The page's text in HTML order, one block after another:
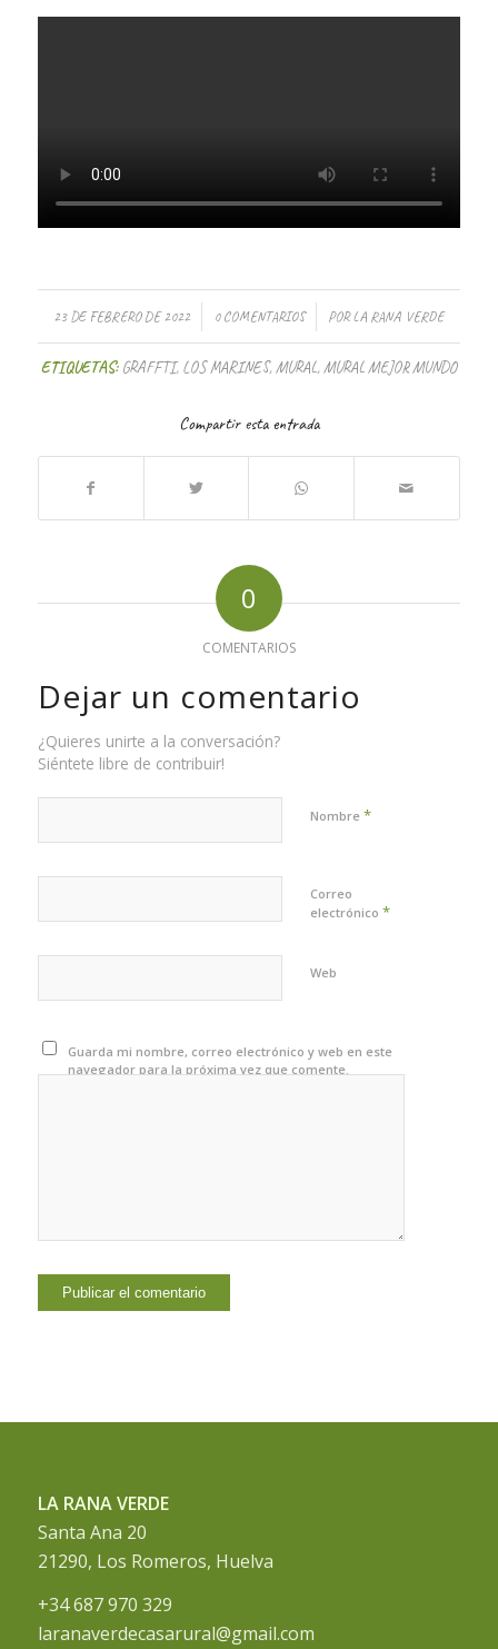
23 DE FEBRERO DE 2022
/ 0 COMENTARIOS
/ PORLA RANA VERDE
ETIQUETAS: GRAFFTI, LOS MARINES,MURAL,MURAL MEJOR MUNDO
Compartir esta entrada
0
COMENTARIOS
Dejar un comentario
¿Quieres unirte a la conversación?
Siéntete libre de contribuir!
Nombre *
Correo
electrónico *
Web
Guarda mi nombre, correo electrónico y web en este
navegador para la próxima vez que comente.
LA RANA VERDE
Santa Ana 20
21290, Los Romeros, Huelva
+34 687 970 329
laranaverdecasarural@gmail.com